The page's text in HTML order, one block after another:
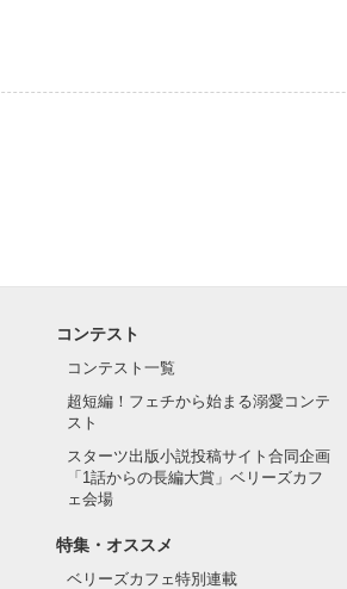
コンテスト
コンテスト一覧
超短編！フェチから始まる溺愛コンテ
スト
スターツ出版小説投稿サイト合同企画
「1話からの長編大賞」ベリーズカフ
ェ会場
特集・オススメ
ベリーズカフェ特別連載